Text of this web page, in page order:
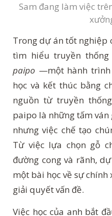
Sam đang làm việc
Trong dự án tốt nghiệp
tìm hiểu truyền
paipo —một hành
học và kết thúc bằng
nguồn từ truyền
paipo là những tấm ván
nhưng việc chế tạo
Từ việc lựa chọn gỗ
đường cong và rãnh,
một bài học về sự chính
giải quyết vấn đề.
Việc học của anh bắt